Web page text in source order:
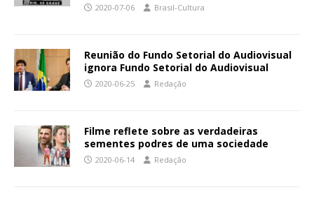
2020-07-06 Brasil-Cultura
Reunião do Fundo Setorial do Audiovisual
ignora Fundo Setorial do Audiovisual
2020-06-25 Redação
Filme reflete sobre as verdadeiras
sementes podres de uma sociedade
2020-06-14 Redação